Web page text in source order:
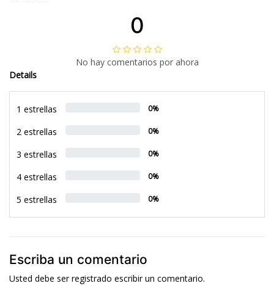
0
No hay comentarios por ahora
Details
1 estrellas 0%
2 estrellas 0%
3 estrellas 0%
4 estrellas 0%
5 estrellas 0%
Escriba un comentario
Usted debe serregistrado escribir un comentario.